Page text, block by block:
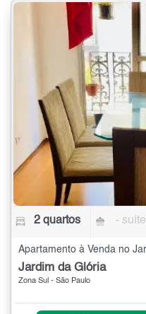
2 quartos - suíte
Jardim da Glória
Zona Sul - São Paulo